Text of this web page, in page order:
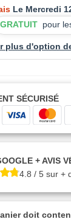
Le Mercredi
GRATUITpour
plus d'option
SÉCURISÉ
+ AVIS
4.8 / 5 sur +
doit